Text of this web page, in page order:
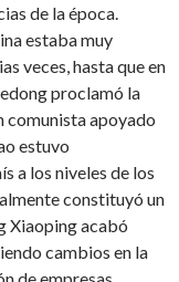
de la época.
estaba muy
veces, hasta que en
proclamó la
comunista apoyado
estuvo
a los niveles de los
constituyó un
Xiaoping acabó
cambios en la